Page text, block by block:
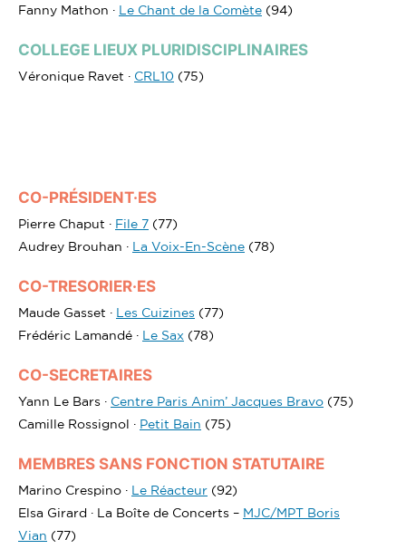
Fanny Mathon · Le Chant de la Comète (94)
COLLEGE LIEUX PLURIDISCIPLINAIRES
Véronique Ravet · CRL10 (75)
CO-PRÉSIDENT·ES
Pierre Chaput · File 7 (77)
Audrey Brouhan · La Voix-En-Scène (78)
CO-TRESORIER·ES
Maude Gasset · Les Cuizines (77)
Frédéric Lamandé · Le Sax (78)
CO-SECRETAIRES
Yann Le Bars · Centre Paris Anim’ Jacques Bravo (75)
Camille Rossignol · Petit Bain (75)
MEMBRES SANS FONCTION STATUTAIRE
Marino Crespino · Le Réacteur (92)
Elsa Girard · La Boîte de Concerts – MJC/MPT Boris
Vian (77)